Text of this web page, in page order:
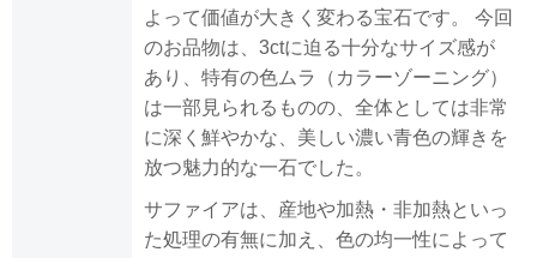
よって価値が大きく変わる宝石です。 今回
のお品物は、3ctに迫る十分なサイズ感が
あり、特有の色ムラ（カラーゾーニング）
は一部見られるものの、全体としては非常
に深く鮮やかな、美しい濃い青色の輝きを
放つ魅力的な一石でした。
サファイアは、産地や加熱・非加熱といっ
た処理の有無に加え、色の均一性によって